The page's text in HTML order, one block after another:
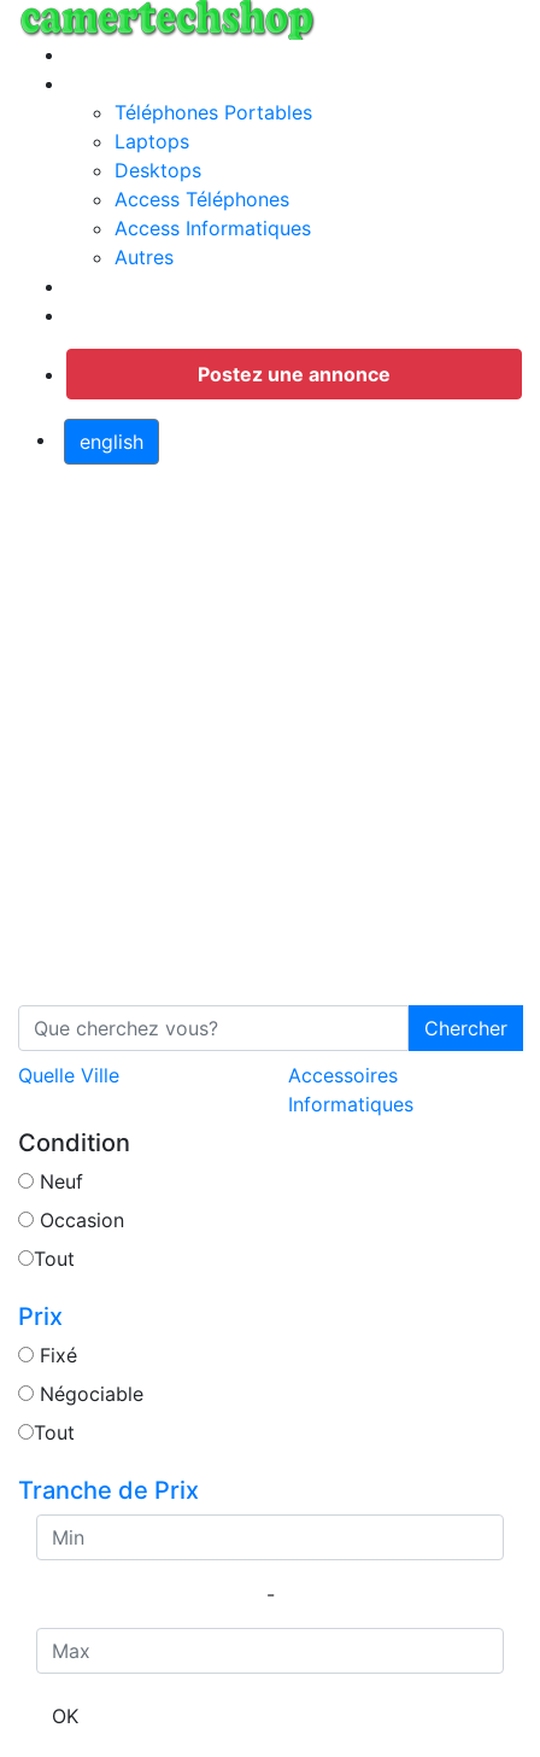
Téléphones Portables
Laptops
Desktops
Access Téléphones
Access Informatiques
Autres
Postez une annonce
english
Chercher
Quelle Ville
Accessoires
Informatiques
Condition
Neuf
Occasion
Tout
Prix
Fixé
Négociable
Tout
Tranche de Prix
-
OK